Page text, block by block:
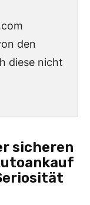
den
diese nicht
sicheren